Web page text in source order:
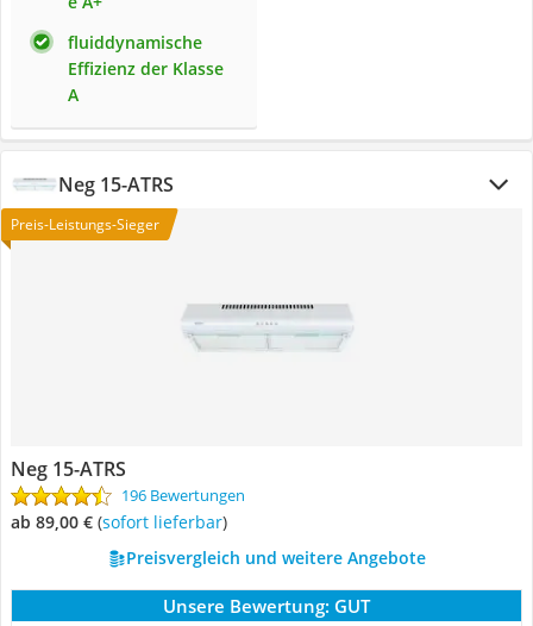
fluiddynamische
Effizienz der Klasse
A
Neg 15-ATRS
Preis-Leistungs-Sieger
Neg 15-ATRS
196 Bewertungen
ab 89,00 € ( Sofort lieferbar)
Preisvergleich und weitere Angebote
Unsere Bewertung: GUT